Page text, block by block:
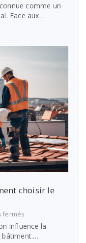
mentale
:
comme un
Face aux…
choisir le
fermés
Entreprise
toiture
Lyon :
influence la
bâtiment.…